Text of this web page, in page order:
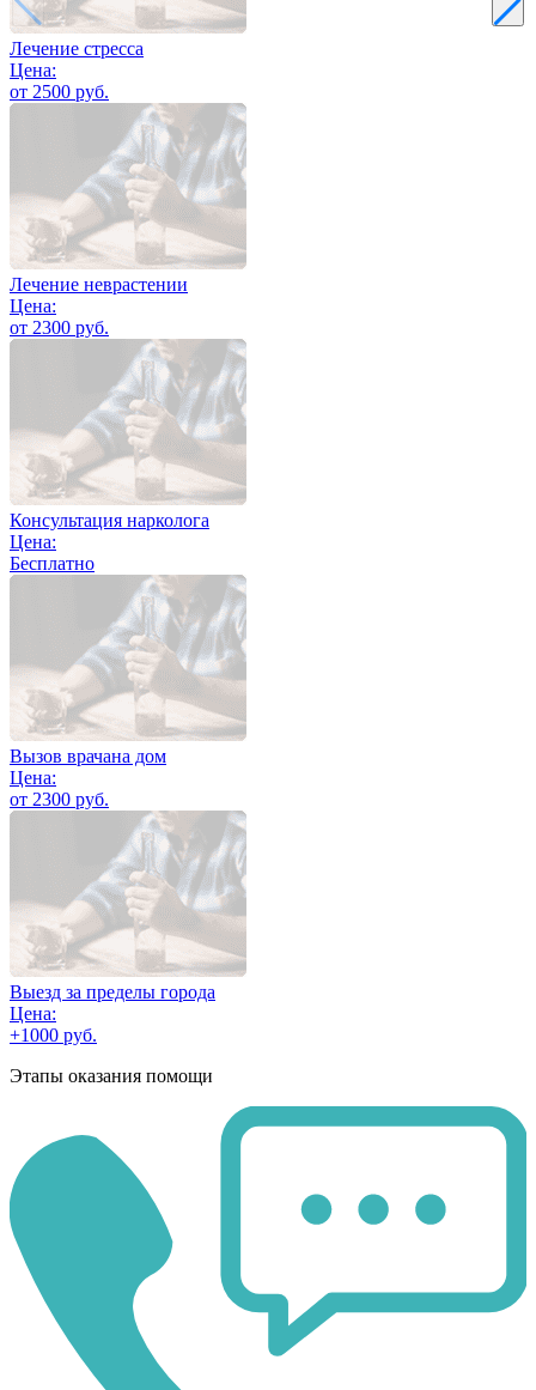
Лечение стресса
Цена:
от 2500 руб.
Лечение неврастении
Цена:
от 2300 руб.
Консультация нарколога
Цена:
Бесплатно
Вызов врачана дом
Цена:
от 2300 руб.
Выезд за пределы города
Цена:
+1000 руб.
Этапы оказания помощи